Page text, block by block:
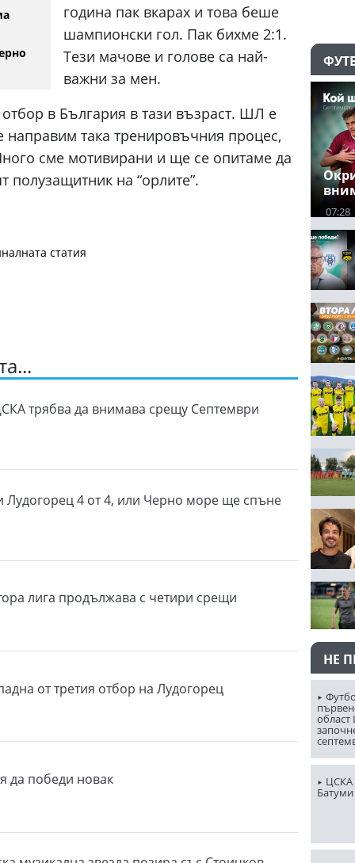
година пак вкарах и това беше
шампионски гол. Пак бихме 2:1.
Тези мачове и голове са най-
важни за мен.
в България в тази възраст. ШЛ е
направим така тренировъчния процес,
сме мотивирани и ще се опитаме да
полузащитник на “орлите”.
статия
трябва да внимава срещу Септември
4 от 4, или Черно море ще спъне
лига продължава с четири срещи
от третия отбор на Лудогорец
да победи новак
07:28
НЕ
ЦСКА
Батуми